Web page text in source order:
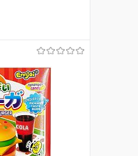
от 250 000 ₽
указана в корзине и
общая сумма